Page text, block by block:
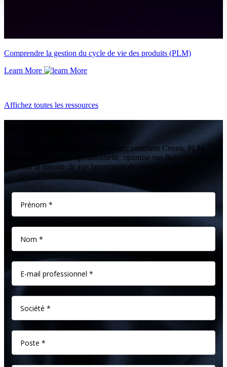
Comprendre la gestion du cycle de vie des produits (PLM)
Learn More
Affichez toutes les ressources
Accordez-nous 60 minutes. Découvrez comment Centric PLM
fluidifie votre activité opérationnelle, optimise vos flux collaboratifs
et booste la réussite de vos lancements de nouveaux produits.